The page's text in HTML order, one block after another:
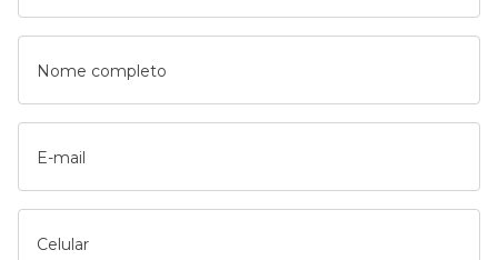
Nome completo
E-mail
Celular